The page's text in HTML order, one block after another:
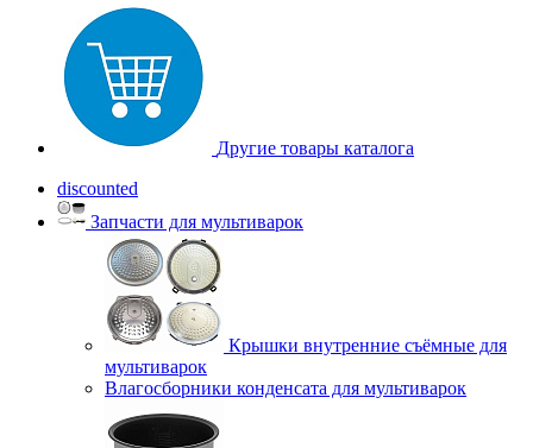
Другие товары каталога
discounted
Запчасти для мультиварок
Крышки внутренние съёмные для
мультиварок
Влагосборники конденсата для мультиварок